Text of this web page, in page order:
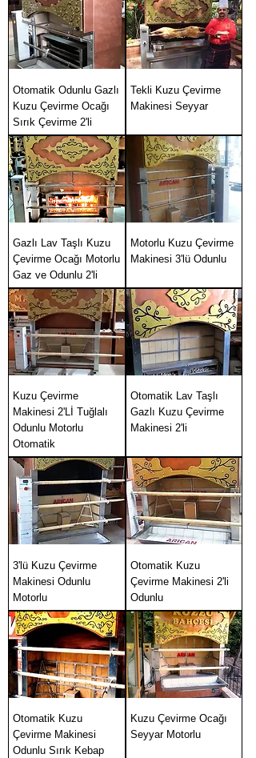
Otomatik Odunlu Gazlı
Kuzu Çevirme Ocağı
Sırık Çevirme 2'li
Tekli Kuzu Çevirme
Makinesi Seyyar
Gazlı Lav Taşlı Kuzu
Çevirme Ocağı Motorlu
Gaz ve Odunlu 2'li
Motorlu Kuzu Çevirme
Makinesi 3'lü Odunlu
Kuzu Çevirme
Makinesi 2'Lİ Tuğlalı
Odunlu Motorlu
Otomatik
Otomatik Lav Taşlı
Gazlı Kuzu Çevirme
Makinesi 2'li
3'lü Kuzu Çevirme
Makinesi Odunlu
Motorlu
Otomatik Kuzu
Çevirme Makinesi 2'li
Odunlu
Otomatik Kuzu
Çevirme Makinesi
Odunlu Sırık Kebap
Kuzu Çevirme Ocağı
Seyyar Motorlu